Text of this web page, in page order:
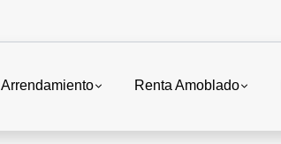
Arrendamiento Renta Amoblado